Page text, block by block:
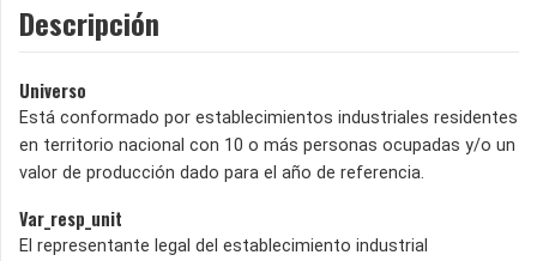
Descripción
Universo
Está conformado por establecimientos industriales residentes
en territorio nacional con 10 o más personas ocupadas y/o un
valor de producción dado para el año de referencia.
Var_resp_unit
El representante legal del establecimiento industrial